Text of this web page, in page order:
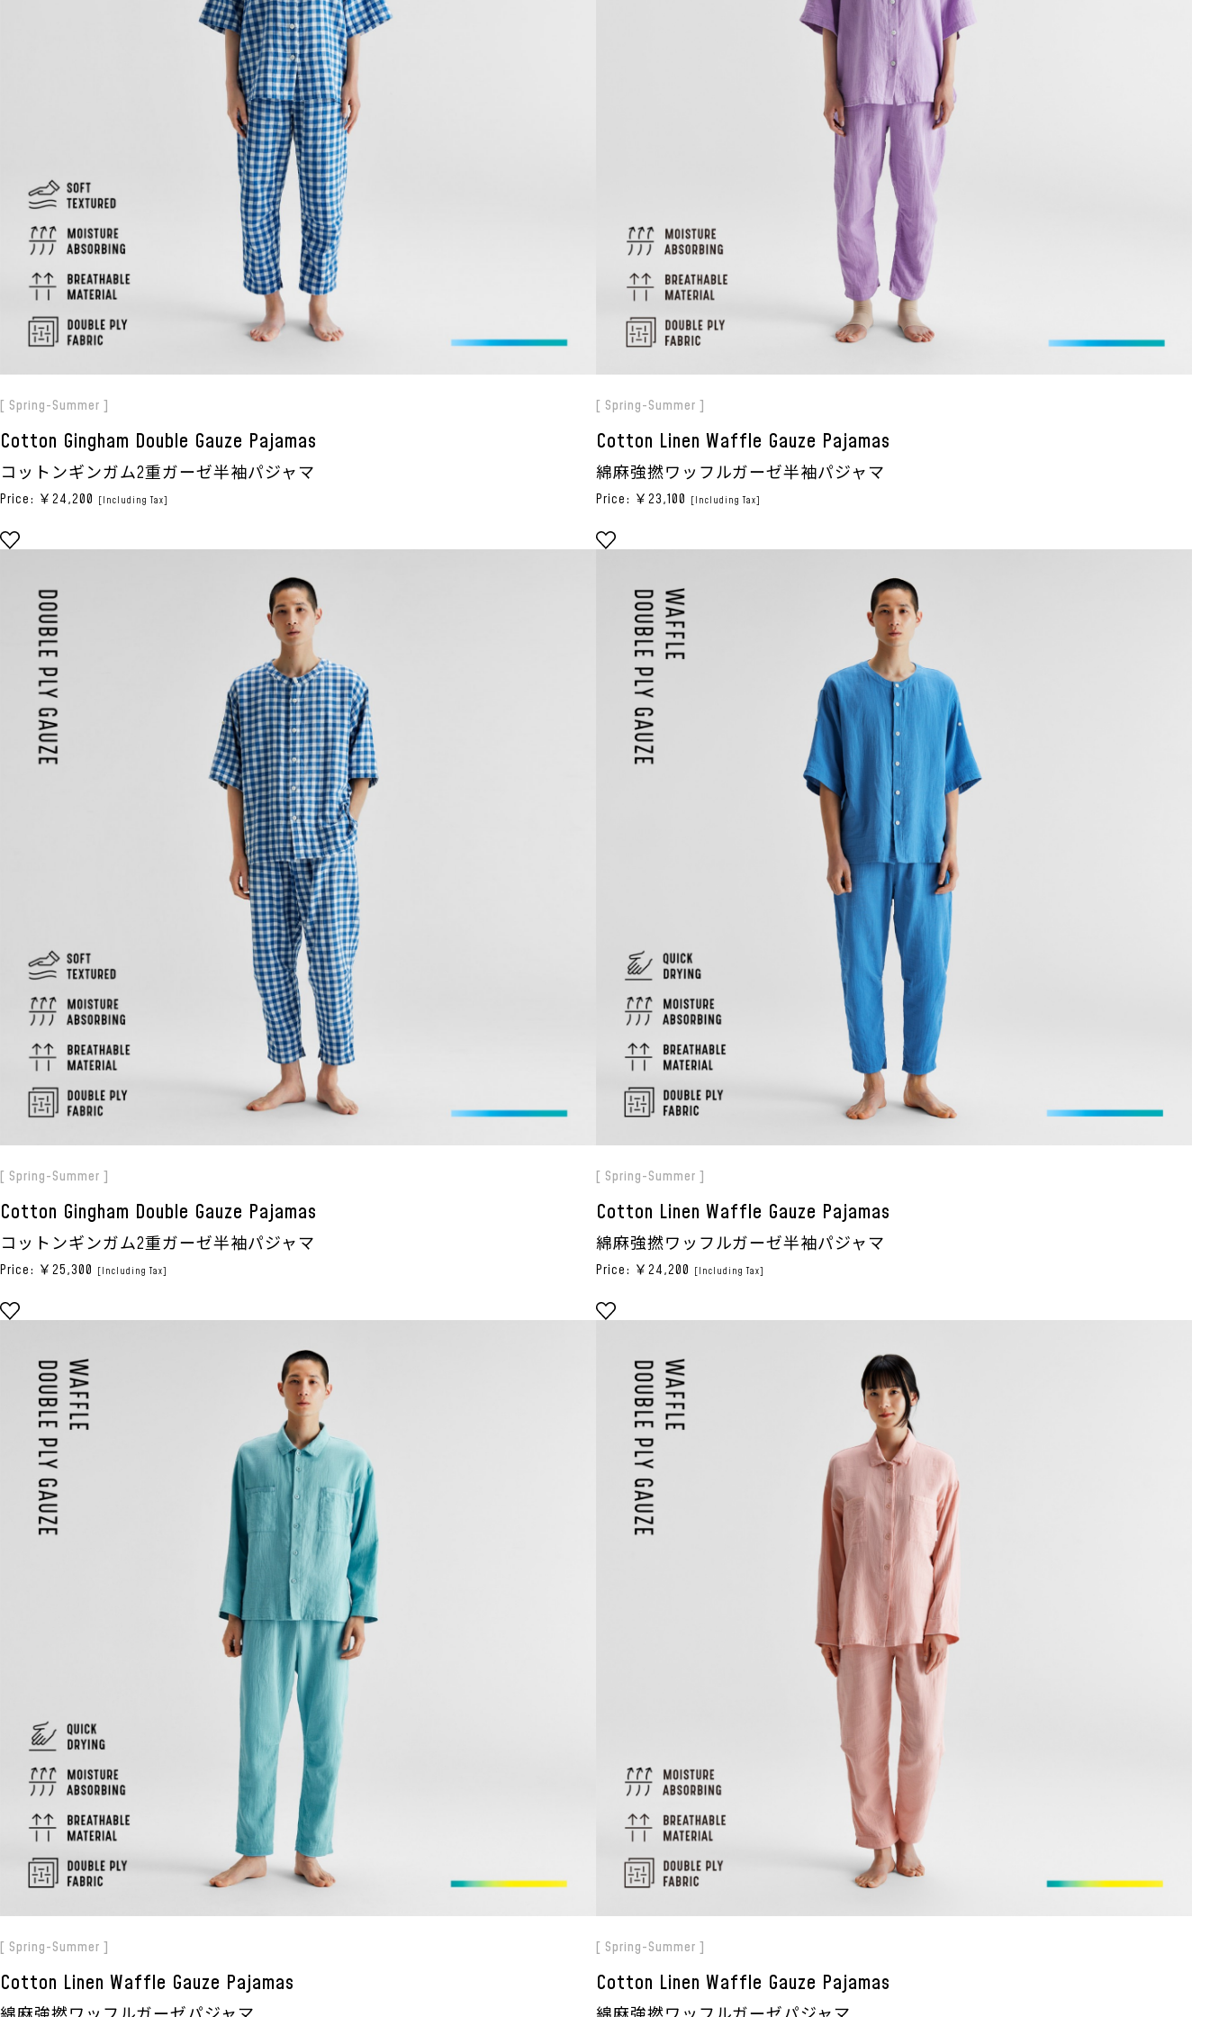
[ Spring-Summer ]
Cotton Gingham Double Gauze Pajamas
コットンギンガム2重ガーゼ半袖パジャマ
Price: ￥24,200 [Including Tax]
[ Spring-Summer ]
Cotton Linen Waffle Gauze Pajamas
綿麻強撚ワッフルガーゼ半袖パジャマ
Price: ￥23,100 [Including Tax]
[ Spring-Summer ]
Cotton Gingham Double Gauze Pajamas
コットンギンガム2重ガーゼ半袖パジャマ
Price: ￥25,300 [Including Tax]
[ Spring-Summer ]
Cotton Linen Waffle Gauze Pajamas
綿麻強撚ワッフルガーゼ半袖パジャマ
Price: ￥24,200 [Including Tax]
[ Spring-Summer ]
Cotton Linen Waffle Gauze Pajamas
[ Spring-Summer ]
Cotton Linen Waffle Gauze Pajamas